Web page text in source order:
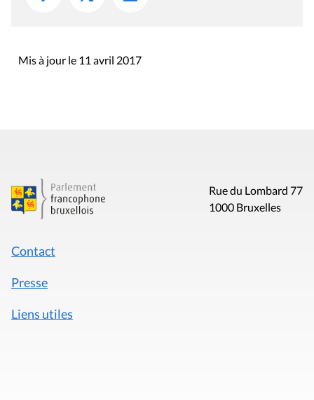
Mis à jour le 11 avril 2017
Rue du Lombard 77
1000 Bruxelles
Contact
Presse
Liens utiles